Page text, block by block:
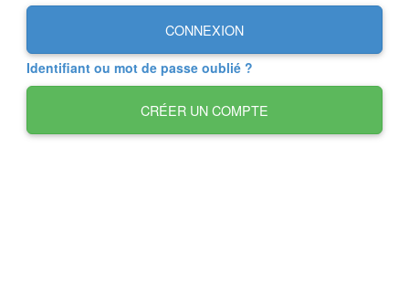
CONNEXION
Identifiant ou mot de passe oublié ?
CRÉER UN COMPTE